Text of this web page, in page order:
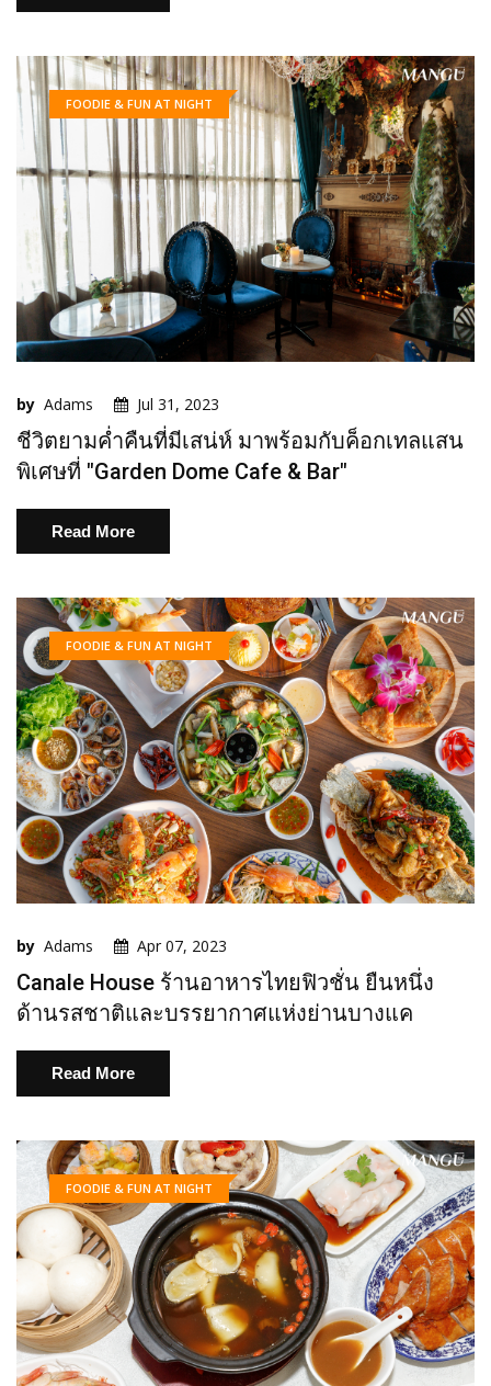
FOODIE & FUN AT NIGHT
by Adams Jul 31, 2023
ชีวิตยามค่ำคืนที่มีเสน่ห์ มาพร้อมกับค็อกเทลแสน
พิเศษที่ "Garden Dome Cafe & Bar"
Read More
FOODIE & FUN AT NIGHT
by Adams Apr 07, 2023
Canale House ร้านอาหารไทยฟิวชั่น ยืนหนึ่ง
ด้านรสชาติและบรรยากาศแห่งย่านบางแค
Read More
FOODIE & FUN AT NIGHT